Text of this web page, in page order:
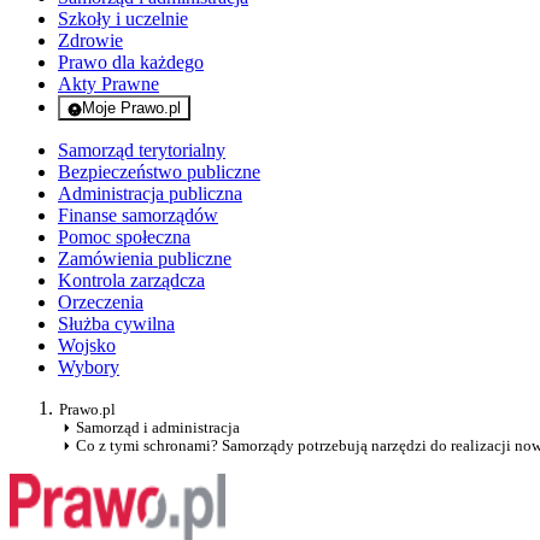
Szkoły i uczelnie
Zdrowie
Prawo dla każdego
Akty Prawne
Moje Prawo.pl
- rejestracja i logowanie do serwisu
Samorząd terytorialny
Bezpieczeństwo publiczne
Administracja publiczna
Finanse samorządów
Pomoc społeczna
Zamówienia publiczne
Kontrola zarządcza
Orzeczenia
Służba cywilna
Wojsko
Wybory
Prawo.pl
Samorząd i administracja
Co z tymi schronami? Samorządy potrzebują narzędzi do realizacji